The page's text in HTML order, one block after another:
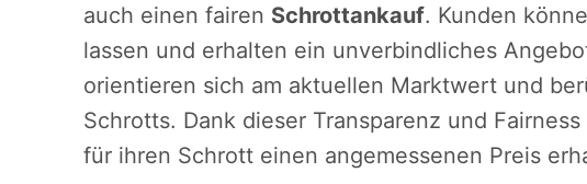
auch einen fairen Schrottankauf. Kunden
lassen und erhalten ein unverbindliches
orientieren sich am aktuellen Marktwert und
Schrotts. Dank dieser Transparenz und
für ihren Schrott einen angemessenen Preis